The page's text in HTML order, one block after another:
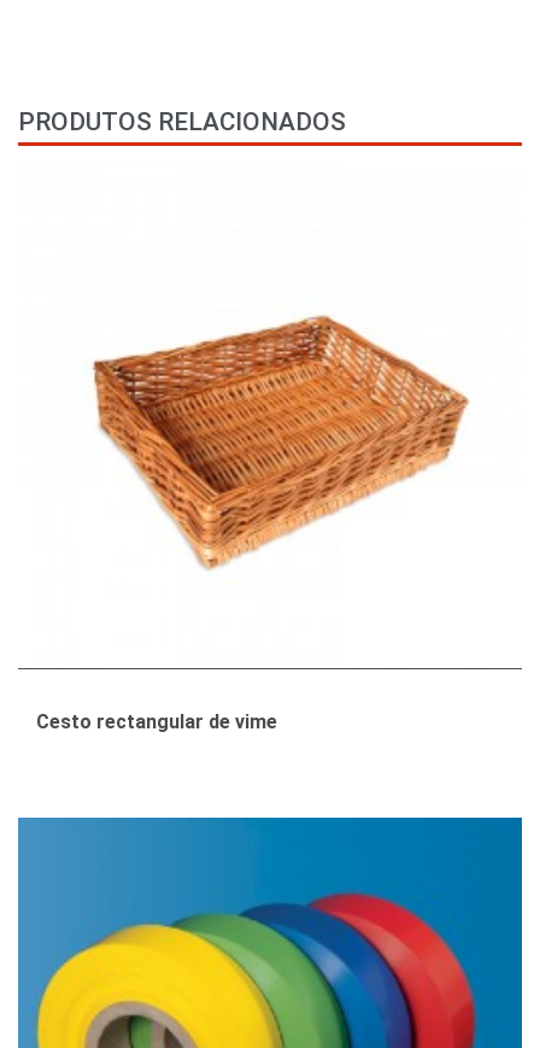
PRODUTOS RELACIONADOS
Cesto rectangular de vime